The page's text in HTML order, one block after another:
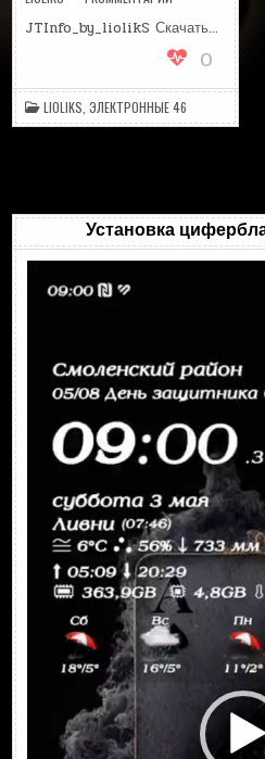
JTINFO_BY_LIOLIKS
JTInfo_by_liolikS Скачать…
0
LIOLIKS ,ЭЛЕКТРОННЫЕ 46
Установка